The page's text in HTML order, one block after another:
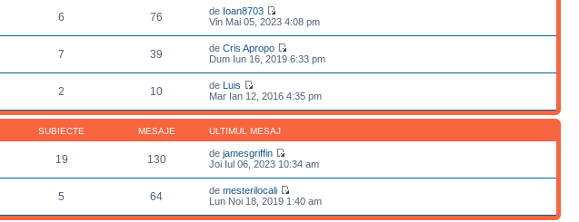
6 76 de Ioan8703
Vin Mai 05, 2023 4:08 pm
7 39 deCris Apropo
Dum Iun 16, 2019 6:33 pm
2 10 de Luis
Mar Ian 12, 2016 4:35 pm
SUBIECTE MESAJE ULTIMUL MESAJ
19 130 dejamesgriffin
Joi Iul 06, 2023 10:34 am
5 64 demesterilocali
Lun Noi 18, 2019 1:40 am